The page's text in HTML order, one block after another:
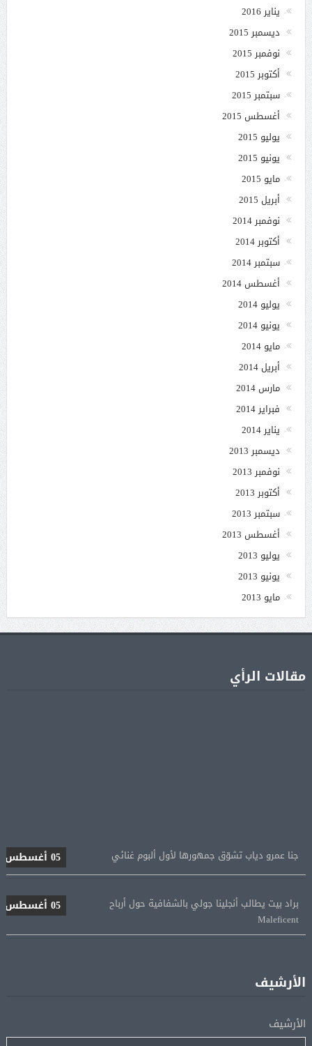
يناير 2016
ديسمبر 2015
نوفمبر 2015
أكتوبر 2015
سبتمبر 2015
أغسطس 2015
يوليو 2015
يونيو 2015
مايو 2015
أبريل 2015
نوفمبر 2014
أكتوبر 2014
سبتمبر 2014
أغسطس 2014
يوليو 2014
يونيو 2014
مايو 2014
أبريل 2014
مارس 2014
فبراير 2014
يناير 2014
ديسمبر 2013
نوفمبر 2013
أكتوبر 2013
سبتمبر 2013
أغسطس 2013
يوليو 2013
يونيو 2013
مايو 2013
مقالات الرأي
Maleficent
لإتمام انتقاله إلى طرابزون سبور
الأرشيف
الأرشيف